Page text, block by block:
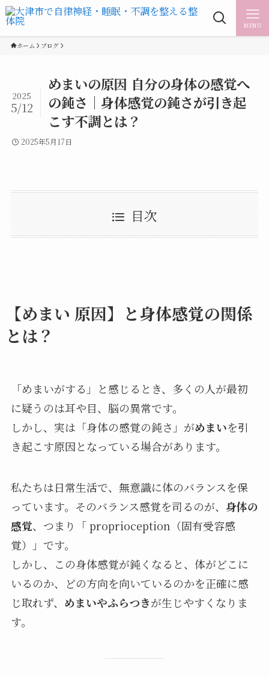
MENU
ホーム ブログ
めまいの原因 自分の身体の感覚へ
の鈍さ｜身体感覚の鈍さが引き起
こす不調とは？
2025
5/12
2025年5月17日
目次
【めまい 原因】と身体感覚の関係
とは？
「めまいがする」と感じるとき、多くの人が最初
に疑うのは耳や目、脳の異常です。
しかし、実は「身体の感覚の鈍さ」がめまいを引
き起こす原因となっている場合があります。
私たちは日常生活で、無意識に体のバランスを保
っています。そのバランス感覚を司るのが、 身体の
感覚、つまり「 proprioception（固有受容感
覚）」です。
しかし、この身体感覚が鈍くなると、体がどこに
いるのか、どの方向を向いているのかを正確に感
じ取れず、 めまいやふらつきが生じやすくなりま
す。